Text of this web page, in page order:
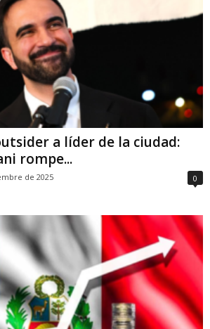
a líder de la ciudad:
rompe...
de 2025 0